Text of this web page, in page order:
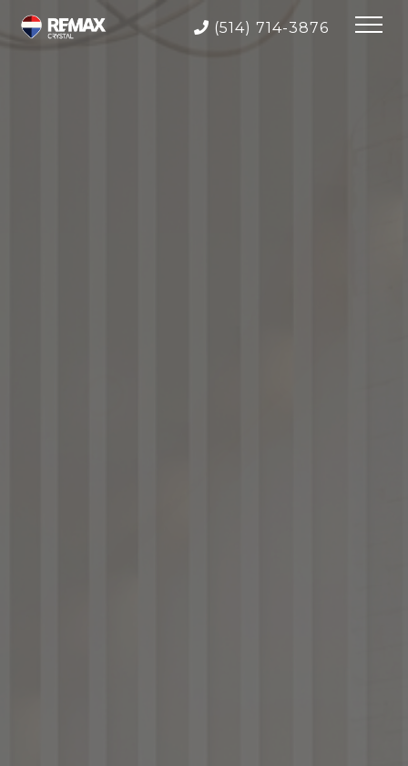
(514) 714-3876